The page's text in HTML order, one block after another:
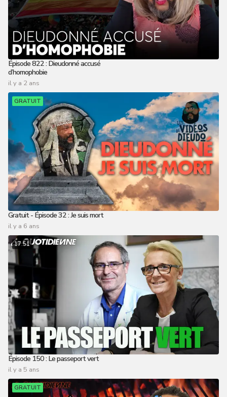
Épisode 822 : Dieudonné accusé
d’homophobie
il y a 2 ans
GRATUIT
Gratuit - Épisode 32 : Je suis mort
il y a 6 ans
17:51
Épisode 150 : Le passeport vert
il y a 5 ans
GRATUIT